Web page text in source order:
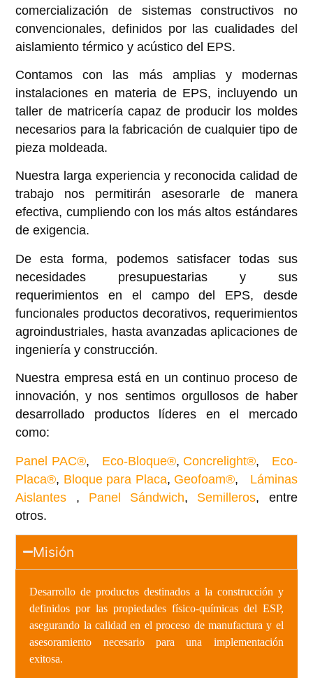
comercialización de sistemas constructivos no
convencionales, definidos por las cualidades del
aislamiento térmico y acústico del EPS.
Contamos con las más amplias y modernas
instalaciones en materia de EPS, incluyendo un
taller de matricería capaz de producir los moldes
necesarios para la fabricación de cualquier tipo de
pieza moldeada.
Nuestra larga experiencia y reconocida calidad de
trabajo nos permitirán asesorarle de manera
efectiva, cumpliendo con los más altos estándares
de exigencia.
De esta forma, podemos satisfacer todas sus
necesidades presupuestarias y sus
requerimientos en el campo del EPS, desde
funcionales productos decorativos, requerimientos
agroindustriales, hasta avanzadas aplicaciones de
ingeniería y construcción.
Nuestra empresa está en un continuo proceso de
innovación, y nos sentimos orgullosos de haber
desarrollado productos líderes en el mercado
como:
Panel PAC®, Eco-Bloque®, Concrelight®, Eco-
Placa®, Bloque para Placa, Geofoam®, Láminas
Aislantes , Panel Sándwich, Semilleros, entre
otros.
Misión
Desarrollo de productos destinados a la construcción y
definidos por las propiedades físico-químicas del ESP,
asegurando la calidad en el proceso de manufactura y el
asesoramiento necesario para una implementación
exitosa.